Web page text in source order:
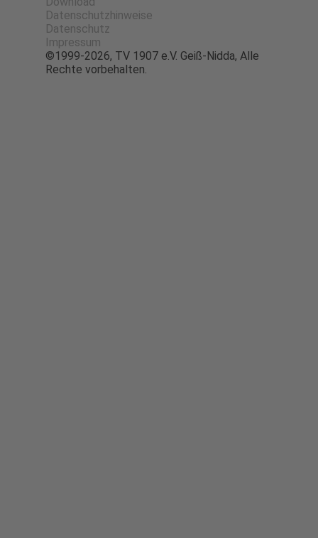
Datenschutzhinweise
Datenschutz
Impressum
©1999-2026, TV 1907 e.V. Geiß-Nidda, Alle
Rechte vorbehalten.